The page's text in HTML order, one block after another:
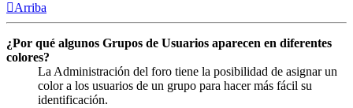
Arriba
¿Por qué algunos Grupos de Usuarios aparecen en diferentes
colores?
La Administración del foro tiene la posibilidad de asignar un
color a los usuarios de un grupo para hacer más fácil su
identificación.